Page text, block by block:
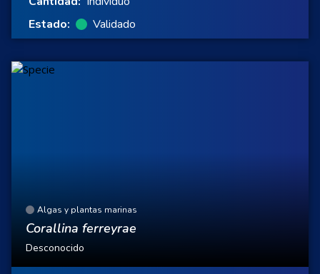
Estado:
Validado
Algas y plantas marinas
Corallina ferreyrae
Desconocido